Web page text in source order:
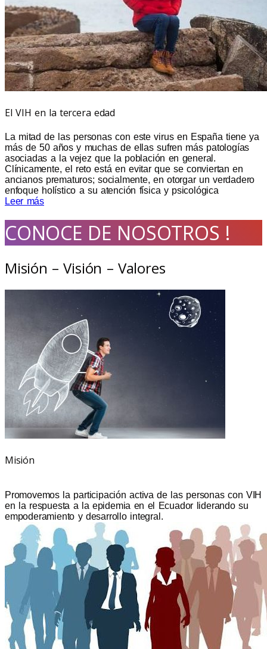
El VIH en la tercera edad
La mitad de las personas con este virus en España tiene ya
más de 50 años y muchas de ellas sufren más patologías
asociadas a la vejez que la población en general.
Clínicamente, el reto está en evitar que se conviertan en
ancianos prematuros; socialmente, en otorgar un verdadero
enfoque holístico a su atención física y psicológica
Leer más
CONOCE DE NOSOTROS !
Misión – Visión – Valores
Misión
Promovemos la participación activa de las personas con VIH
en la respuesta a la epidemia en el Ecuador liderando su
empoderamiento y desarrollo integral.